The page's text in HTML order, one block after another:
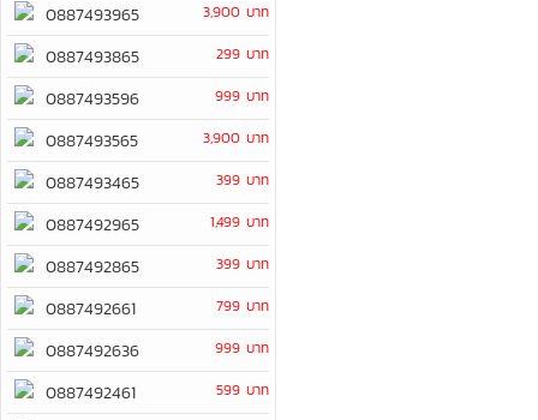
0887493965 3,900 บาท
0887493865 299 บาท
0887493596 999 บาท
0887493565 3,900 บาท
0887493465 399 บาท
0887492965 1,499 บาท
0887492865 399 บาท
0887492661 799 บาท
0887492636 999 บาท
0887492461 599 บาท